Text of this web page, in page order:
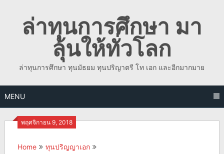
contentล่าทุนการศึกษา มา
ลุ้นให้ทั่วโลก
ล่าทุนการศึกษา ทุนมัธยม ทุนปริญาตรี โท เอก และอีกมากมาย
MENU
พฤศจิกายน 9, 2018
Home
ทุนปริญญาเอก